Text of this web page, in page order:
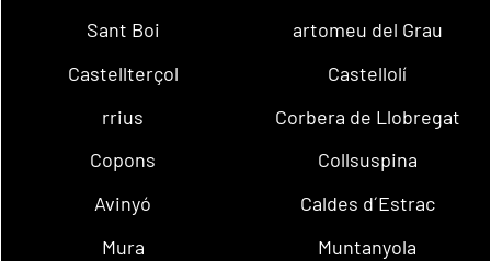
Sant Boi
artomeu del Grau
Castellterçol
Castellolí
rrius
Corbera de Llobregat
Copons
Collsuspina
Avinyó
Caldes d´Estrac
Mura
Muntanyola